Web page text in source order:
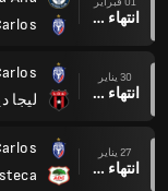
انتهاء وقت المباراة
30 يناير
انتهاء وقت المباراة
ليجا
27 يناير
انتهاء وقت المباراة